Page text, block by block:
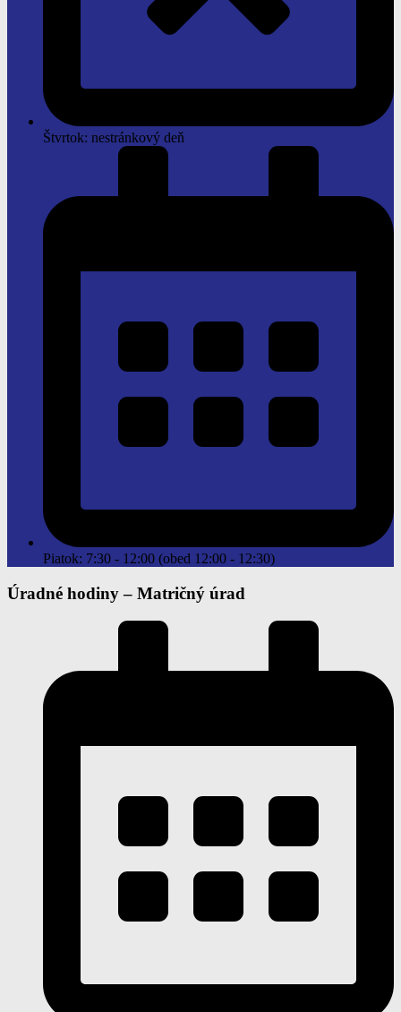
Štvrtok: nestránkový deň
Piatok: 7:30 - 12:00 (obed 12:00 - 12:30)
Úradné hodiny – Matričný úrad